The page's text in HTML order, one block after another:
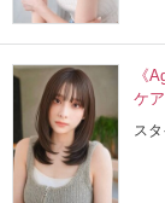
《
ケ
ス